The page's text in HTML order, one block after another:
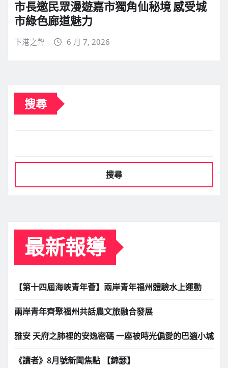
市長邀民眾漫遊嘉市獨角仙秘境 感受城
市綠色廊道魅力
下港之聲 6 月 7, 2026
搜尋
搜尋
最新報導
【第十四屆海峽青年薈】兩岸青年福州體驗水上運動
兩岸青年齊聚福州共話農文旅融合發展
雅安 天府之肺裡的安逸密碼 一座被時光偏愛的巴適小城
《讀者》8月號新聞焦點 【錦瑟】